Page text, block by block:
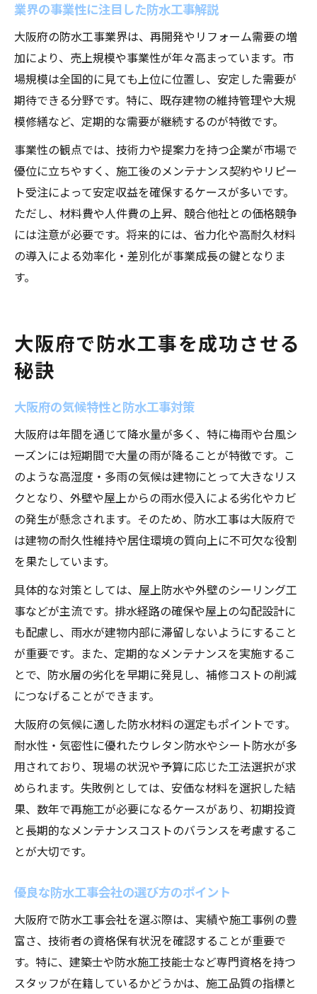
業界の事業性に注目した防水工事解説
大阪府の防水工事業界は、再開発やリフォーム需要の増
加により、売上規模や事業性が年々高まっています。市
場規模は全国的に見ても上位に位置し、安定した需要が
期待できる分野です。特に、既存建物の維持管理や大規
模修繕など、定期的な需要が継続するのが特徴です。
事業性の観点では、技術力や提案力を持つ企業が市場で
優位に立ちやすく、施工後のメンテナンス契約やリピー
ト受注によって安定収益を確保するケースが多いです。
ただし、材料費や人件費の上昇、競合他社との価格競争
には注意が必要です。将来的には、省力化や高耐久材料
の導入による効率化・差別化が事業成長の鍵となりま
す。
大阪府で防水工事を成功させる
秘訣
大阪府の気候特性と防水工事対策
大阪府は年間を通じて降水量が多く、特に梅雨や台風シ
ーズンには短期間で大量の雨が降ることが特徴です。こ
のような高湿度・多雨の気候は建物にとって大きなリス
クとなり、外壁や屋上からの雨水侵入による劣化やカビ
の発生が懸念されます。そのため、防水工事は大阪府で
は建物の耐久性維持や居住環境の質向上に不可欠な役割
を果たしています。
具体的な対策としては、屋上防水や外壁のシーリング工
事などが主流です。排水経路の確保や屋上の勾配設計に
も配慮し、雨水が建物内部に滞留しないようにすること
が重要です。また、定期的なメンテナンスを実施するこ
とで、防水層の劣化を早期に発見し、補修コストの削減
につなげることができます。
大阪府の気候に適した防水材料の選定もポイントです。
耐水性・気密性に優れたウレタン防水やシート防水が多
用されており、現場の状況や予算に応じた工法選択が求
められます。失敗例としては、安価な材料を選択した結
果、数年で再施工が必要になるケースがあり、初期投資
と長期的なメンテナンスコストのバランスを考慮するこ
とが大切です。
優良な防水工事会社の選び方のポイント
大阪府で防水工事会社を選ぶ際は、実績や施工事例の豊
富さ、技術者の資格保有状況を確認することが重要で
す。特に、建築士や防水施工技能士など専門資格を持つ
スタッフが在籍しているかどうかは、施工品質の指標と